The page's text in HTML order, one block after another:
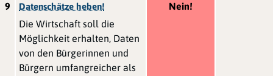
9 Datenschätze heben!
Die Wirtschaft soll die
Möglichkeit erhalten, Daten
von den Bürgerinnen und
Bürgern umfangreicher als
Nein!